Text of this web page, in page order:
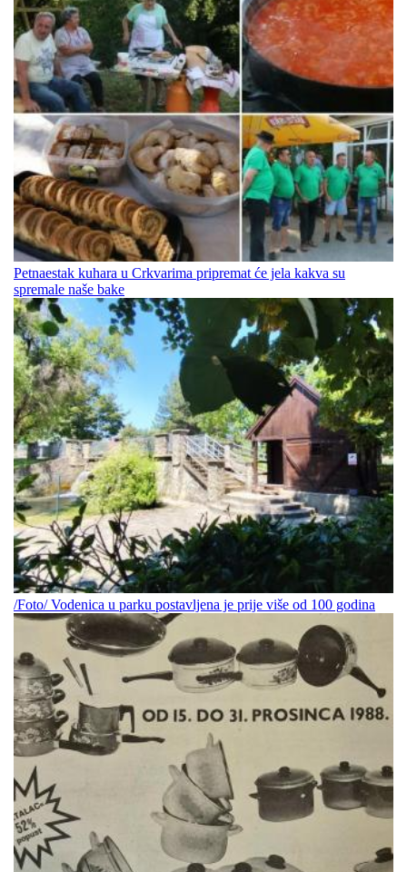
Petnaestak kuhara u Crkvarima pripremat će jela kakva su
spremale naše bake
/Foto/ Vodenica u parku postavljena je prije više od 100 godina